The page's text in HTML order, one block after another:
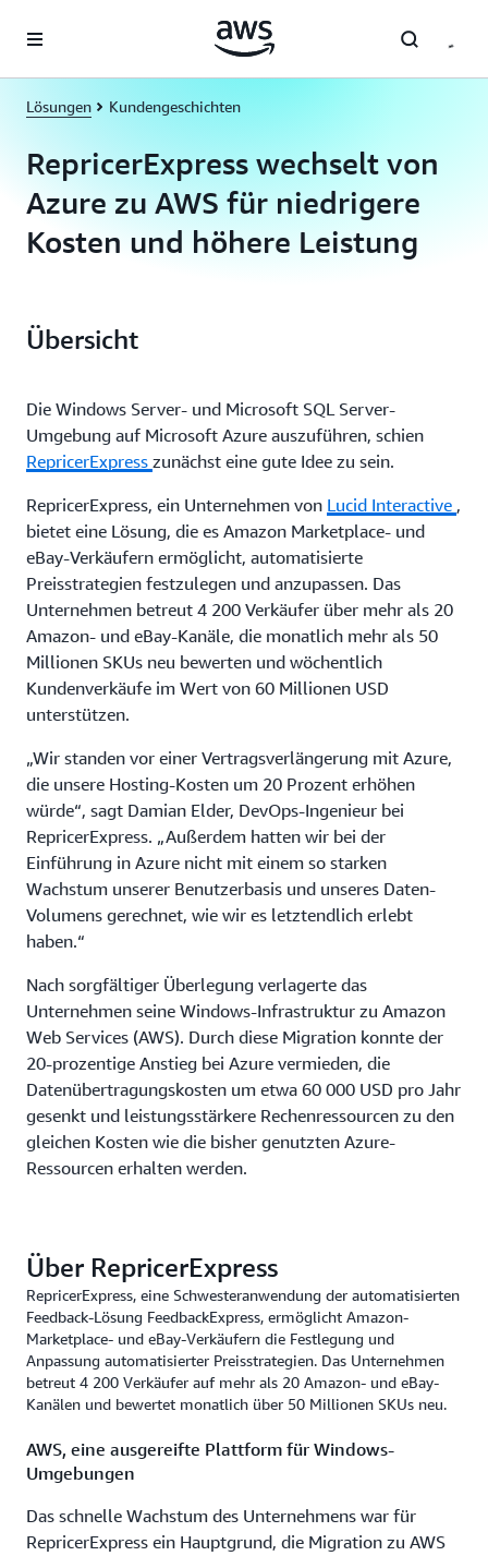
Überspringen zum Hauptinhalt
Lösungen Kundengeschichten
RepricerExpress wechselt von
Azure zu AWS für niedrigere
Kosten und höhere Leistung
Übersicht
Die Windows Server- und Microsoft SQL Server-
Umgebung auf Microsoft Azure auszuführen, schien
RepricerExpress zunächst eine gute Idee zu sein.
RepricerExpress, ein Unternehmen von Lucid Interactive ,
bietet eine Lösung, die es Amazon Marketplace- und
eBay-Verkäufern ermöglicht, automatisierte
Preisstrategien festzulegen und anzupassen. Das
Unternehmen betreut 4 200 Verkäufer über mehr als 20
Amazon- und eBay-Kanäle, die monatlich mehr als 50
Millionen SKUs neu bewerten und wöchentlich
Kundenverkäufe im Wert von 60 Millionen USD
unterstützen.
„Wir standen vor einer Vertragsverlängerung mit Azure,
die unsere Hosting-Kosten um 20 Prozent erhöhen
würde“, sagt Damian Elder, DevOps-Ingenieur bei
RepricerExpress. „Außerdem hatten wir bei der
Einführung in Azure nicht mit einem so starken
Wachstum unserer Benutzerbasis und unseres Daten-
Volumens gerechnet, wie wir es letztendlich erlebt
haben.“
Nach sorgfältiger Überlegung verlagerte das
Unternehmen seine Windows-Infrastruktur zu Amazon
Web Services (AWS). Durch diese Migration konnte der
20-prozentige Anstieg bei Azure vermieden, die
Datenübertragungskosten um etwa 60 000 USD pro Jahr
gesenkt und leistungsstärkere Rechenressourcen zu den
gleichen Kosten wie die bisher genutzten Azure-
Ressourcen erhalten werden.
Über RepricerExpress
RepricerExpress, eine Schwesteranwendung der automatisierten
Feedback-Lösung FeedbackExpress, ermöglicht Amazon-
Marketplace- und eBay-Verkäufern die Festlegung und
Anpassung automatisierter Preisstrategien. Das Unternehmen
betreut 4 200 Verkäufer auf mehr als 20 Amazon- und eBay-
Kanälen und bewertet monatlich über 50 Millionen SKUs neu.
AWS, eine ausgereifte Plattform für Windows-
Umgebungen
Das schnelle Wachstum des Unternehmens war für
RepricerExpress ein Hauptgrund, die Migration zu AWS